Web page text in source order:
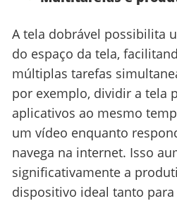
A tela dobrável possibilita
do espaço da tela,
múltiplas tarefas
por exemplo, dividir a tela
aplicativos ao mesmo
um vídeo enquanto
navega na internet. Isso
significativamente a
dispositivo ideal tanto